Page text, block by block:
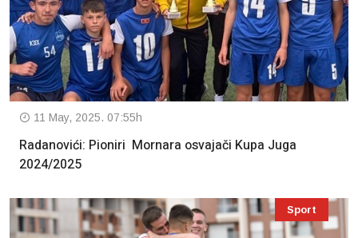
11 May, 2025. 07:55h
Radanovići: Pioniri Mornara osvajači Kupa Juga
2024/2025
Sport